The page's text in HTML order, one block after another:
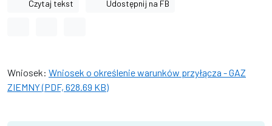
Czytaj tekst Udostępnij na FB
Wniosek: Wniosek o określenie warunków przyłącza - GAZ
ZIEMNY (PDF, 628.69 KB)